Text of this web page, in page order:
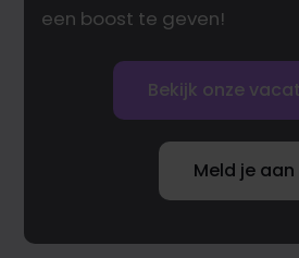
een boost te geven!
Bekijk onze
Meld je aan